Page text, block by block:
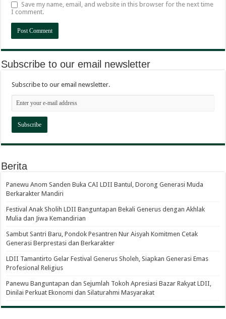
Save my name, email, and website in this browser for the next time
I comment.
Subscribe to our email newsletter
Subscribe to our email newsletter.
Berita
Panewu Anom Sanden Buka CAI LDII Bantul, Dorong Generasi Muda
Berkarakter Mandiri
Festival Anak Sholih LDII Banguntapan Bekali Generus dengan Akhlak
Mulia dan Jiwa Kemandirian
Sambut Santri Baru, Pondok Pesantren Nur Aisyah Komitmen Cetak
Generasi Berprestasi dan Berkarakter
LDII Tamantirto Gelar Festival Generus Sholeh, Siapkan Generasi Emas
Profesional Religius
Panewu Banguntapan dan Sejumlah Tokoh Apresiasi Bazar Rakyat LDII,
Dinilai Perkuat Ekonomi dan Silaturahmi Masyarakat